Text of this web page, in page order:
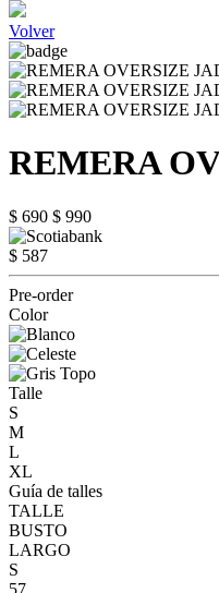
Volver
REMERA
$ 690 $ 990
$ 587
Pre-order
Color
Talle
S
M
L
XL
Guía de talles
TALLE
BUSTO
LARGO
S
57